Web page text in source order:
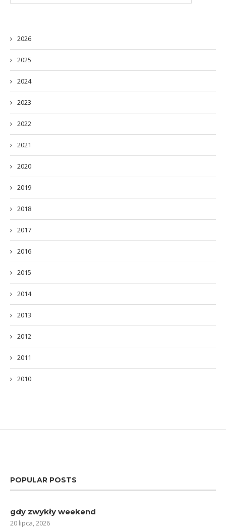
2026
2025
2024
2023
2022
2021
2020
2019
2018
2017
2016
2015
2014
2013
2012
2011
2010
POPULAR POSTS
gdy zwykły weekend
20 lipca, 2026